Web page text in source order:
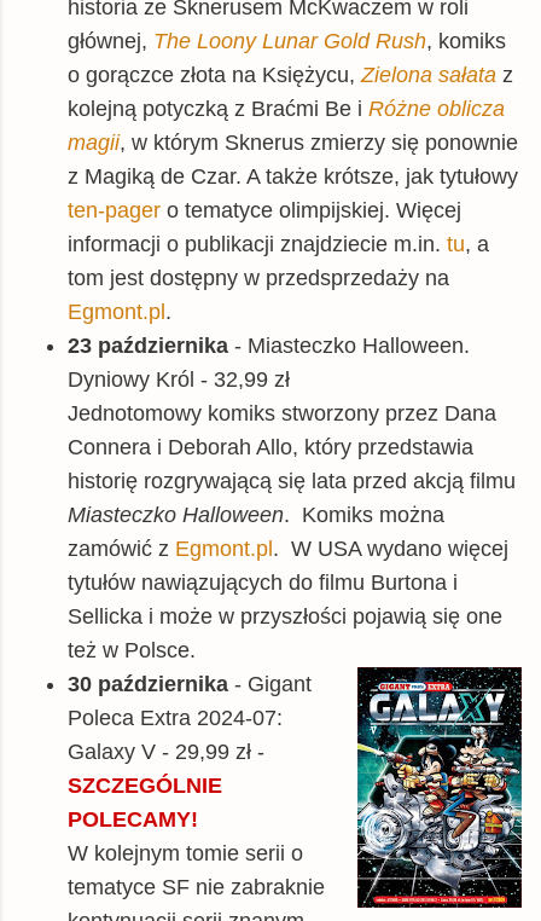
historia ze Sknerusem McKwaczem w roli
głównej, The Loony Lunar Gold Rush, komiks
o gorączce złota na Księżycu, Zielona sałata z
kolejną potyczką z Braćmi Be i Różne oblicza
magii, w którym Sknerus zmierzy się ponownie
z Magiką de Czar. A także krótsze, jak tytułowy
ten-pager o tematyce olimpijskiej. Więcej
informacji o publikacji znajdziecie m.in. tu, a
tom jest dostępny w przedsprzedaży na
Egmont.pl.
23 października - Miasteczko Halloween.
Dyniowy Król - 32,99 zł
Jednotomowy komiks stworzony przez Dana
Connera i Deborah Allo, który przedstawia
historię rozgrywającą się lata przed akcją filmu
Miasteczko Halloween. Komiks można
zamówić z Egmont.pl. W USA wydano więcej
tytułów nawiązujących do filmu Burtona i
Sellicka i może w przyszłości pojawią się one
też w Polsce.
30 października - Gigant
Poleca Extra 2024-07:
Galaxy V - 29,99 zł -
SZCZEGÓLNIE
POLECAMY!
W kolejnym tomie serii o
tematyce SF nie zabraknie